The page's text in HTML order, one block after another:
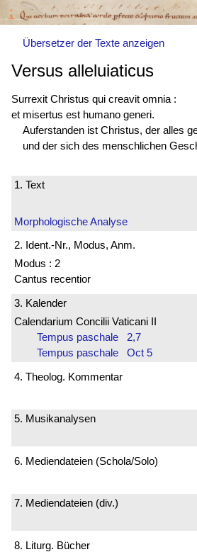
Übersetzer der Texte anzeigen
Versus alleluiaticus
Surrexit Christus qui creavit omnia :
et misertus est humano generi.
Auferstanden ist Christus, der alles
und der sich des menschlichen
1. Text
Morphologische Analyse
2. Ident.-Nr., Modus, Anm.
Modus : 2
Cantus recentior
3. Kalender
Calendarium Concilii Vaticani II
Tempus paschale 2,7
Tempus paschale Oct 5
4. Theolog. Kommentar
5. Musikanalysen
6. Mediendateien (Schola/Solo)
7. Mediendateien (div.)
8. Liturg. Bücher